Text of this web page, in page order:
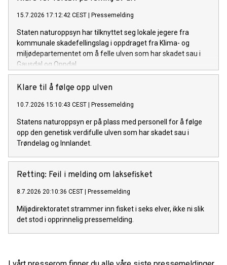
15.7.2026 17:12:42 CEST Pressemelding
Staten naturoppsyn har tilknyttet seg lokale jegere fra
kommunale skadefellingslag i oppdraget fra Klima- og
miljødepartementet om å felle ulven som har skadet sau i
Gausdal og Oppdal.
Klare til å følge opp ulven
10.7.2026 15:10:43 CEST Pressemelding
Statens naturoppsyn er på plass med personell for å følge
opp den genetisk verdifulle ulven som har skadet sau i
Trøndelag og Innlandet.
Retting: Feil i melding om laksefisket
8.7.2026 20:10:36 CEST Pressemelding
Miljødirektoratet strammer inn fisket i seks elver, ikke ni slik
det stod i opprinnelig pressemelding.